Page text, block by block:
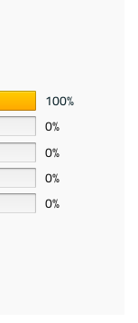
100%
0%
0%
0%
0%